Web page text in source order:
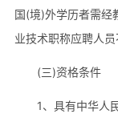
国(境)外学历者需经
业技术职称应聘人员
(三)资格条件
1、具有中华人